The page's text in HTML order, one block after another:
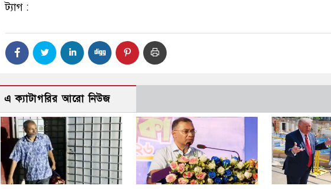
ট্যাগ :
এ ক্যাটাগরির আরো নিউজ